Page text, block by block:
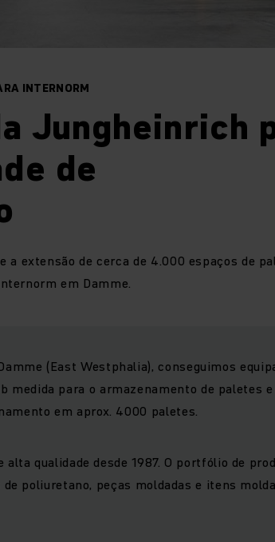
INTERNORM
Jungheinrich
de
extensão de cerca de 4.000 espaços de
em Damme.
(East Westphalia), conseguimos
para o armazenamento de paletes e
em aprox. 4000 paletes.
qualidade desde 1987. O portfólio de
poliuretano, peças moldadas e itens